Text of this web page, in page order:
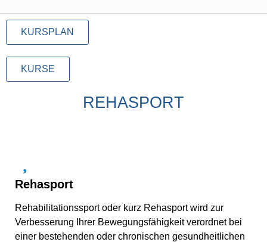
KURSPLAN
KURSE
REHASPORT
Rehasport
Rehabilitationssport oder kurz Rehasport wird zur
Verbesserung Ihrer Bewegungsfähigkeit verordnet bei
einer bestehenden oder chronischen gesundheitlichen